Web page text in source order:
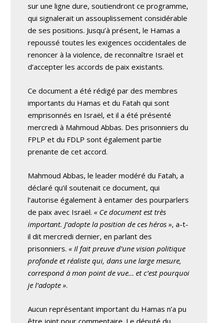
sur une ligne dure, soutiendront ce programme,
qui signalerait un assouplissement considérable
de ses positions. Jusqu’à présent, le Hamas a
repoussé toutes les exigences occidentales de
renoncer à la violence, de reconnaître Israël et
d’accepter les accords de paix existants.
Ce document a été rédigé par des membres
importants du Hamas et du Fatah qui sont
emprisonnés en Israël, et il a été présenté
mercredi à Mahmoud Abbas. Des prisonniers du
FPLP et du FDLP sont également partie
prenante de cet accord.
Mahmoud Abbas, le leader modéré du Fatah, a
déclaré qu’il soutenait ce document, qui
l’autorise également à entamer des pourparlers
de paix avec Israël.« Ce document est très
important. J’adopte la position de ces héros », a-t-
il dit mercredi dernier, en parlant des
prisonniers.« Il fait preuve d’une vision politique
profonde et réaliste qui, dans une large mesure,
correspond à mon point de vue… et c’est pourquoi
je l’adopte ».
Aucun représentant important du Hamas n’a pu
être joint pour commentaire. Le député du